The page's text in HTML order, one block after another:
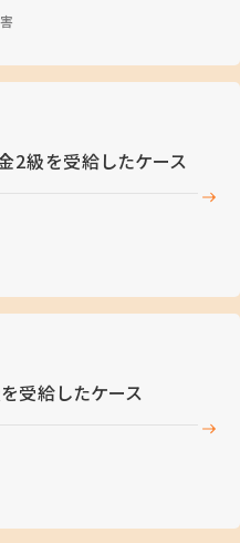
2級を受給したケース
受給したケース